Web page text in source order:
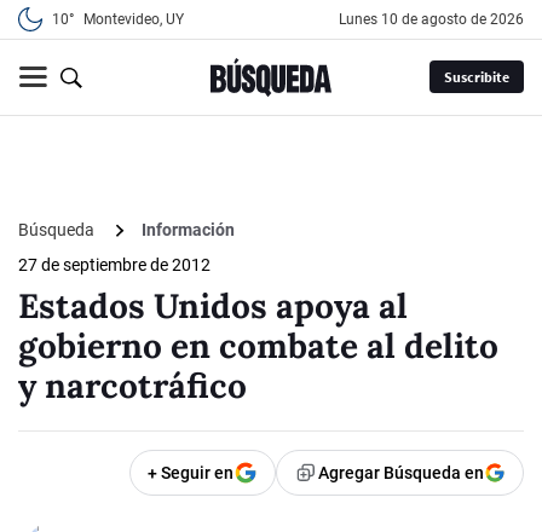
10° Montevideo, UY lunes 10 de agosto de 2026
Suscribite
Búsqueda
Información
27 de septiembre de 2012
Estados Unidos apoya al
gobierno en combate al delito
y narcotráfico
+ Seguir en Agregar Búsqueda en